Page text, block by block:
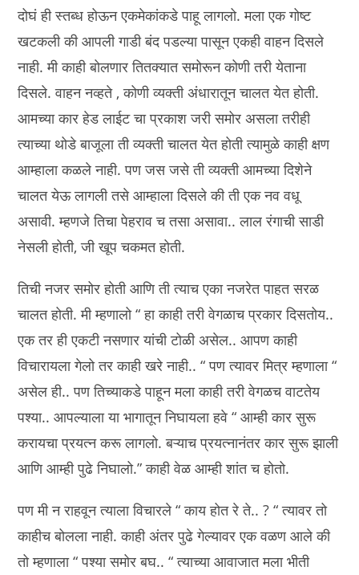
दोघं ही स्तब्ध होऊन एकमेकांकडे पाहू लागलो. मला एक गोष्ट
खटकली की आपली गाडी बंद पडल्या पासून एकही वाहन दिसले
नाही. मी काही बोलणार तितक्यात समोरून कोणी तरी येताना
दिसले. वाहन नव्हते , कोणी व्यक्ती अंधारातून चालत येत होती.
आमच्या कार हेड लाईट चा प्रकाश जरी समोर असला तरीही
त्याच्या थोडे बाजूला ती व्यक्ती चालत येत होती त्यामुळे काही क्षण
आम्हाला कळले नाही. पण जस जसे ती व्यक्ती आमच्या दिशेने
चालत येऊ लागली तसे आम्हाला दिसले की ती एक नव वधू
असावी. म्हणजे तिचा पेहराव च तसा असावा.. लाल रंगाची साडी
नेसली होती, जी खूप चकमत होती.
तिची नजर समोर होती आणि ती त्याच एका नजरेत पाहत सरळ
चालत होती. मी म्हणालो “ हा काही तरी वेगळाच प्रकार दिसतोय..
एक तर ही एकटी नसणार यांची टोळी असेल.. आपण काही
विचारायला गेलो तर काही खरे नाही.. “ पण त्यावर मित्र म्हणाला “
असेल ही.. पण तिच्याकडे पाहून मला काही तरी वेगळच वाटतेय
पश्या.. आपल्याला या भागातून निघायला हवे “ आम्ही कार सुरू
करायचा प्रयत्न करू लागलो. बऱ्याच प्रयत्नानंतर कार सुरू झाली
आणि आम्ही पुढे निघालो.” काही वेळ आम्ही शांत च होतो.
पण मी न राहवून त्याला विचारले “ काय होत रे ते.. ? “ त्यावर तो
काहीच बोलला नाही. काही अंतर पुढे गेल्यावर एक वळण आले की
तो म्हणाला “ पश्या समोर बघ.. “ त्याच्या आवाजात मला भीती